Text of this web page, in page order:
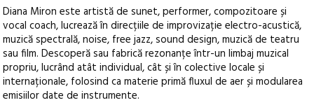
Diana Miron este artistă de sunet, performer, compozitoare și
vocal coach, lucrează în direcțiile de improvizație electro-acustică,
muzică spectrală, noise, free jazz, sound design, muzică de teatru
sau film. Descoperă sau fabrică rezonanțe într-un limbaj muzical
propriu, lucrând atât individual, cât și în colective locale și
internaționale, folosind ca materie primă fluxul de aer și modularea
emisiilor date de instrumente.